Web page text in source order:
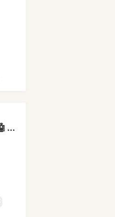
Pop Machine Mode 🤖 AI Music, Indie Pop & Dream Pop